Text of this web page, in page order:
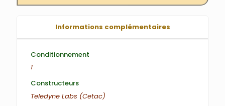
Informations complémentaires
Conditionnement
1
Constructeurs
Teledyne Labs (Cetac)